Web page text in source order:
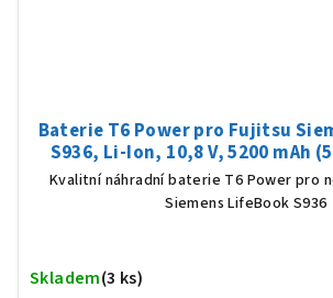
Baterie T6 Power pro Fujitsu
S936, Li-Ion, 10,8 V, 5200 mAh
Kvalitní náhradní baterie T6 Power pro
Siemens LifeBook S936
Skladem(3 ks)